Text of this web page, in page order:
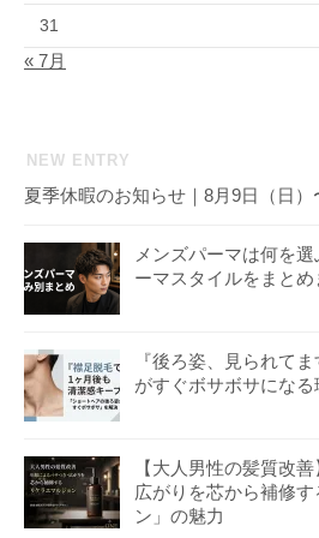
31
« 7月
NEW ENTRY
夏季休暇のお知らせ｜8月9日（日）
メンズパーマは何を
ーマスタイルをまとめ
『後ろ姿、見られて
がすぐボサボサになる
【大人男性の髪質改
広がりを芯から補修
ン」の魅力